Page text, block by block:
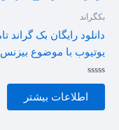
بکگراند
دانلود رایگان بک گراند
یوتیوب با موضوع بیزنس
امتیاز
5
اطلاعات بیشتر